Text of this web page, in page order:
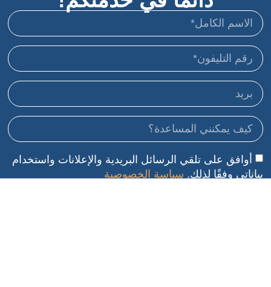
أوافق على تلقي الرسائل البريدية والإعلانات واستخدام
بياناتي وفقًا لذلك. سياسة الخصوصية